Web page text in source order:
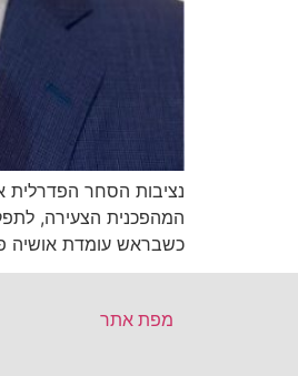
נציבות הסחר הפדרלית
המהפכנית הצעירה,
כשבראש עומדת אושיה
מפת אתר